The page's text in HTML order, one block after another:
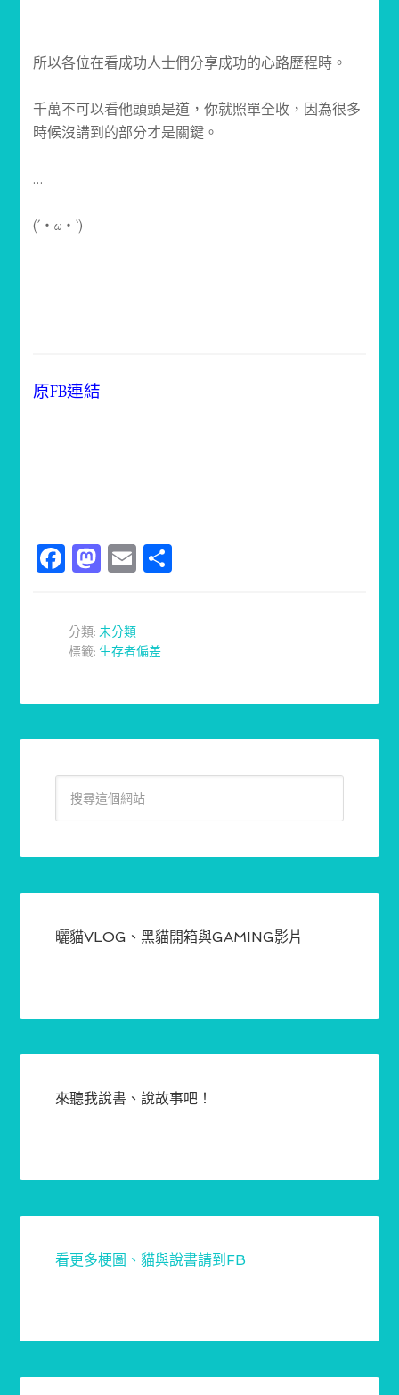
所以各位在看成功人士們分享成功的心路歷程時。
千萬不可以看他頭頭是道，你就照單全收，因為很多
時候沒講到的部分才是關鍵。
…
(´・ω・`)
原FB連結
Facebook
Mastodon
Email
分類:未分類
標籤: 生存者偏差
曬貓VLOG、黑貓開箱與GAMING影片
來聽我說書、說故事吧！
看更多梗圖、貓與說書請到FB